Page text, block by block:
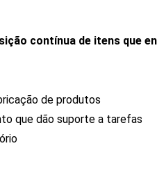
contínua de itens que
de produtos
que dão suporte a tarefas